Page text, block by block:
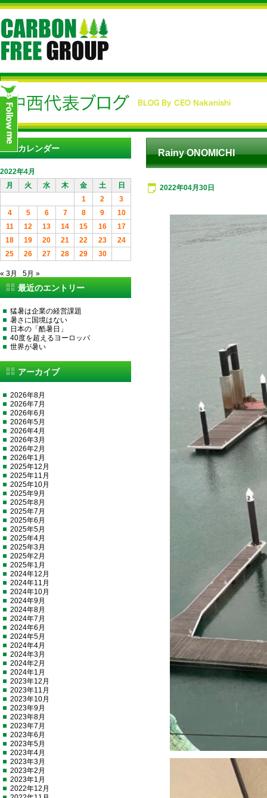
Rainy ONOMICHI
2022年04月30日
カレンダー
2022年4月
月
火 水 木 金 土
日
1
2
3
4
5 6 7 8 9
10
11
12 13 14 15 16
17
18
19 20 21 22 23
24
25
26 27 28 29 30
« 3月 5月 »
最近のエントリー
猛暑は企業の経営課題
暑さに国境はない
日本の「酷暑日」
40度を超えるヨーロッパ
世界が暑い
アーカイブ
2026年8月
2026年7月
2026年6月
2026年5月
2026年4月
2026年3月
2026年2月
2026年1月
2025年12月
2025年11月
2025年10月
2025年9月
2025年8月
2025年7月
2025年6月
2025年5月
2025年4月
2025年3月
2025年2月
2025年1月
2024年12月
2024年11月
2024年10月
2024年9月
2024年8月
2024年7月
2024年6月
2024年5月
2024年4月
2024年3月
2024年2月
2024年1月
2023年12月
2023年11月
2023年10月
2023年9月
2023年8月
2023年7月
2023年6月
2023年5月
2023年4月
2023年3月
2023年2月
2023年1月
2022年12月